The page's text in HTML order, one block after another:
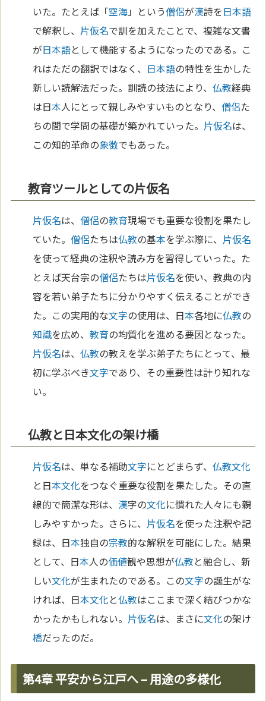
いた。たとえば「空海」という僧侶が漢詩を日本語
で解釈し、 片仮名で訓を加えたことで、複雑な文書
が日本語として機能するようになったのである。こ
れはただの翻訳ではなく、 日本語の特性を生かした
新しい読解法だった。訓読の技法により、仏教経典
は日本人にとって親しみやすいものとなり、僧侶た
ちの間で学問の基礎が築かれていった。 片仮名は、
この知的革命の象徴でもあった。
教育ツールとしての片仮名
片仮名は、僧侶の教育現場でも重要な役割を果たし
ていた。僧侶たちは仏教の基本を学ぶ際に、 片仮名
を使って経典の注釈や読み方を習得していった。た
とえば天台宗の僧侶たちは片仮名を使い、教典の内
容を若い弟子たちに分かりやすく伝えることができ
た。この実用的な文字の使用は、日本各地に仏教の
知識を広め、教育の均質化を進める要因となった。
片仮名は、仏教の教えを学ぶ弟子たちにとって、最
初に学ぶべき文字であり、その重要性は計り知れな
い。
仏教と日本文化の架け橋
片仮名は、単なる補助文字にとどまらず、仏教文化
と日本文化をつなぐ重要な役割を果たした。その直
線的で簡潔な形は、 漢字の文化に慣れた人々にも親
しみやすかった。さらに、 片仮名を使った注釈や記
録は、日本独自の宗教的な解釈を可能にした。結果
として、日本人の価値観や思想が仏教と融合し、新
しい文化が生まれたのである。この文字の誕生がな
ければ、日本文化と仏教はここまで深く結びつかな
かったかもしれない。 片仮名は、まさに文化の架け
橋だったのだ。
第4章 平安から江戸へ – 用途の多様化